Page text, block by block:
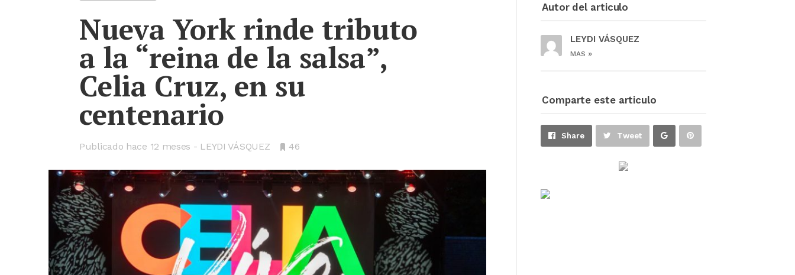
Nueva York rinde tributo
a la “reina de la salsa”,
Celia Cruz, en su
centenario
Publicado hace 12 meses LEYDI VÁSQUEZ
•
46
Autor del articulo
LEYDI VÁSQUEZ
MAS »
Comparte este articulo
Share Tweet Share Pin